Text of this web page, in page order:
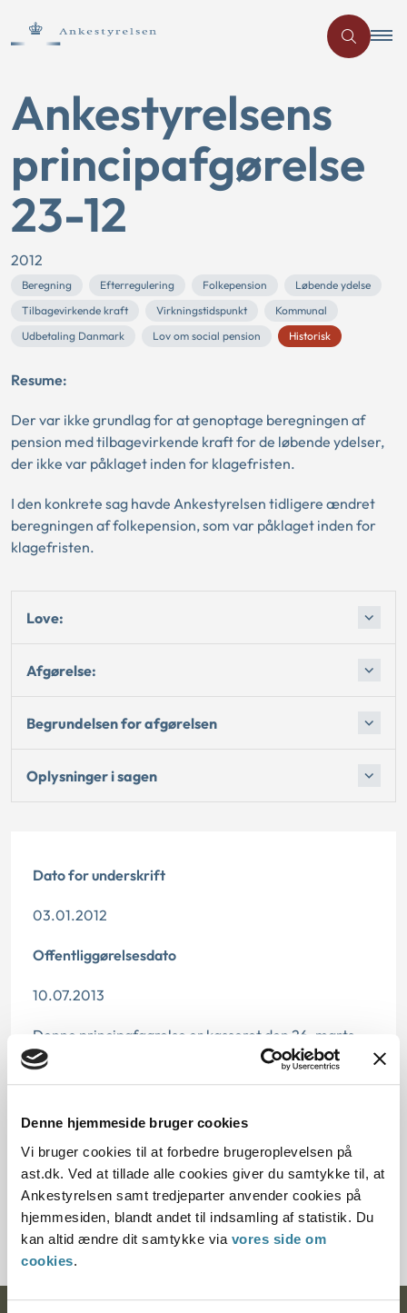
Denne hjemmeside bruger cookies
Vi bruger cookies til at forbedre brugeroplevelsen på
ast.dk. Ved at tillade alle cookies giver du samtykke til, at
Ankestyrelsen samt tredjeparter anvender cookies på
hjemmesiden, blandt andet til indsamling af statistik. Du
kan altid ændre dit samtykke via vores side om
cookies.
Ankestyrelsens
principafgørelse
23-12
2012
Beregning Efterregulering Folkepension
Løbende ydelse
Tilbagevirkende kraft
Virkningstidspunkt
Kommunal
Udbetaling Danmark
Lov om social pension Historisk
Resume:
Der var ikke grundlag for at genoptage beregningen af
pension med tilbagevirkende kraft for de løbende ydelser,
der ikke var påklaget inden for klagefristen.
I den konkrete sag havde Ankestyrelsen tidligere ændret
beregningen af folkepension, som var påklaget inden for
klagefristen.
Love:
Afgørelse:
Begrundelsen for afgørelsen
Oplysninger i sagen
Dato for underskrift
03.01.2012
Offentliggørelsesdato
10.07.2013
Denne principafgørelse er kasseret den 26. marts
2019, da der er kommet nye regler på området.
Journalnummer
6200022-11